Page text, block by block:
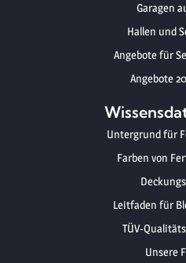
Garagen
Hallen und
Angebote für
Angebote
Untergrund für
Farben von
Leitfaden für
TÜV-
Unsere